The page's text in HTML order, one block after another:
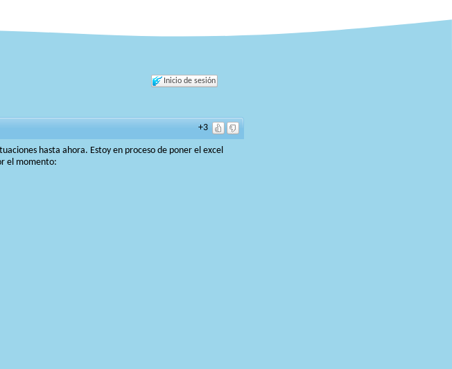
Inicio de sesión
+3
hasta ahora. Estoy en proceso de poner el excel
el momento: